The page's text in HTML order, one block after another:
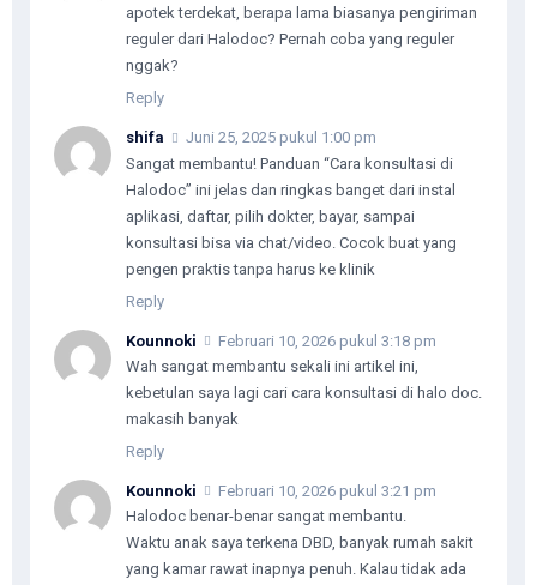
apotek terdekat, berapa lama biasanya pengiriman
reguler dari Halodoc? Pernah coba yang reguler
nggak?
Reply
shifa
Juni 25, 2025 pukul 1:00 pm
Sangat membantu! Panduan “Cara konsultasi di
Halodoc” ini jelas dan ringkas banget dari instal
aplikasi, daftar, pilih dokter, bayar, sampai
konsultasi bisa via chat/video. Cocok buat yang
pengen praktis tanpa harus ke klinik
Reply
Kounnoki
Februari 10, 2026 pukul 3:18 pm
Wah sangat membantu sekali ini artikel ini,
kebetulan saya lagi cari cara konsultasi di halo doc.
makasih banyak
Reply
Kounnoki
Februari 10, 2026 pukul 3:21 pm
Halodoc benar-benar sangat membantu.
Waktu anak saya terkena DBD, banyak rumah sakit
yang kamar rawat inapnya penuh. Kalau tidak ada